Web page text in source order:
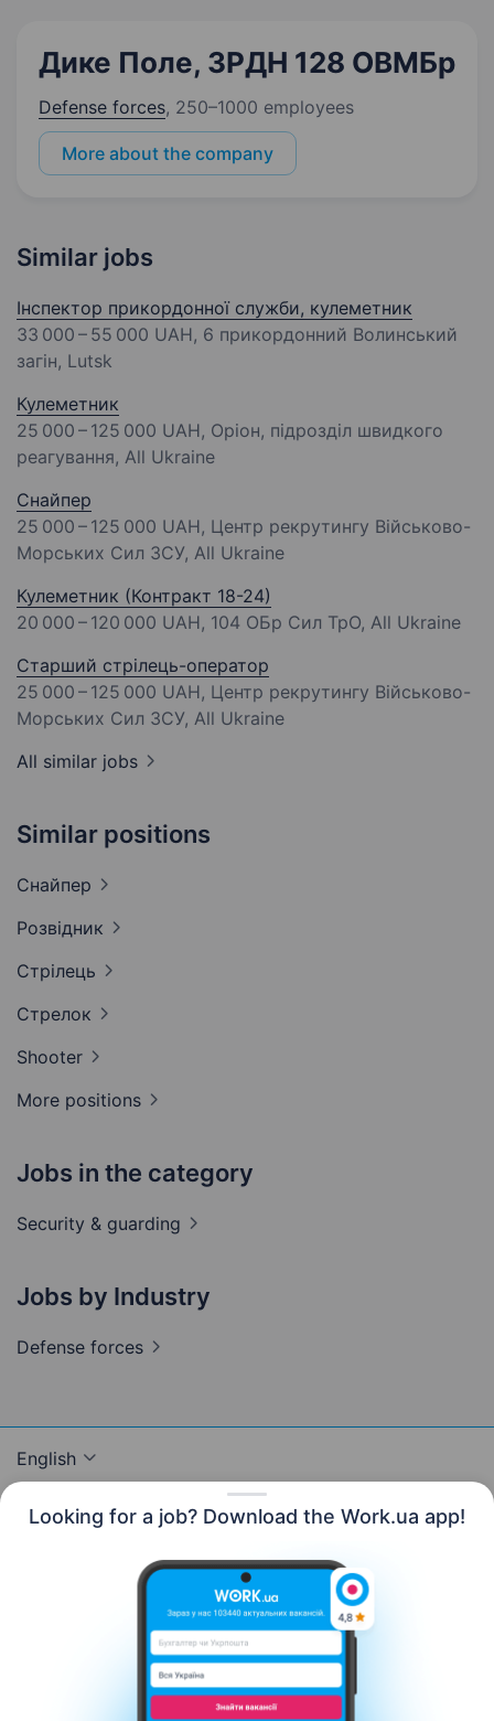
Looking for a job? Download the Work.ua app!
Дике Поле, ЗРДН 128 ОВМБр
Defense forces, 250–1000 employees
More about the company
Similar jobs
Інспектор прикордонної служби, кулеметник
33 000 – 55 000 UAH, 6 прикордонний Волинський
загін, Lutsk
Кулеметник
25 000 – 125 000 UAH, Оріон, підрозділ швидкого
реагування, All Ukraine
Снайпер
25 000 – 125 000 UAH, Центр рекрутингу Військово-
Морських Сил ЗСУ, All Ukraine
Кулеметник (Контракт 18-24)
20 000 – 120 000 UAH, 104 ОБр Сил ТрО, All Ukraine
Стаpший стpілець-опеpатоp
25 000 – 125 000 UAH, Центр рекрутингу Військово-
Морських Сил ЗСУ, All Ukraine
All similar jobs
Similar positions
Снайпер
Розвідник
Стрілець
Стрелок
Shooter
More positions
Jobs in the category
Security & guarding
Jobs by Industry
Defense forces
English
Contact us About us
Сareer
Help